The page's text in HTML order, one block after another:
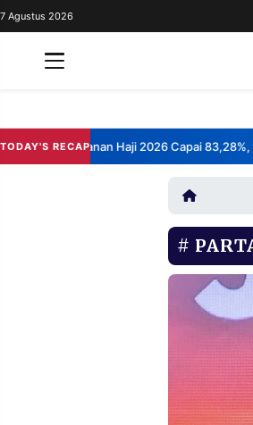
REDAKSI
PERSONA
NASIONAL
WARGA
7 Agustus 2026
TODAY'S RECAPLayanan Haji 2026 Capai 83,28%,